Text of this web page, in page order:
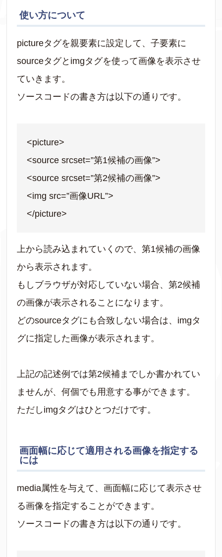
使い方について
pictureタグを親要素に設定して、子要素に
sourceタグとimgタグを使って画像を表示させ
ていきます。
ソースコードの書き方は以下の通りです。
<picture>
<source srcset=”第1候補の画像”>
<source srcset=”第2候補の画像”>
<img src=”画像URL”>
</picture>
上から読み込まれていくので、第1候補の画像
から表示されます。
もしブラウザが対応していない場合、第2候補
の画像が表示されることになります。
どのsourceタグにも合致しない場合は、imgタ
グに指定した画像が表示されます。
上記の記述例では第2候補までしか書かれてい
ませんが、何個でも用意する事ができます。
ただしimgタグはひとつだけです。
画面幅に応じて適用される画像を指定する
には
media属性を与えて、画面幅に応じて表示させ
る画像を指定することができます。
ソースコードの書き方は以下の通りです。